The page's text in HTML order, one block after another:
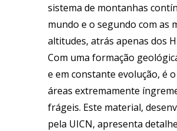
sistema de montanhas
mundo e o segundo com as
altitudes, atrás apenas dos
Com uma formação
e em constante evolução, é
áreas extremamente
frágeis. Este material,
pela UICN, apresenta